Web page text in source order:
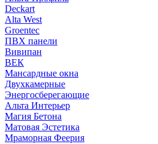
Deckart
Alta West
Groentec
ПВХ панели
Вивипан
ВЕК
Мансардные окна
Двухкамерные
Энергосберегающие
Альта Интерьер
Магия Бетона
Матовая Эстетика
Мраморная Феерия